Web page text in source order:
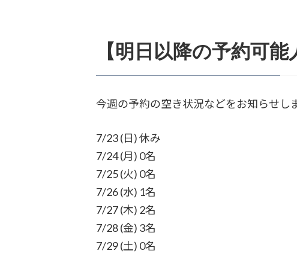
【明日以降の予約可能
今週の予約の空き状況などをお知らせしま
7/23 (日) 休み
7/24 (月) 0名
7/25 (火) 0名
7/26 (水) 1名
7/27 (木) 2名
7/28 (金) 3名
7/29 (土) 0名